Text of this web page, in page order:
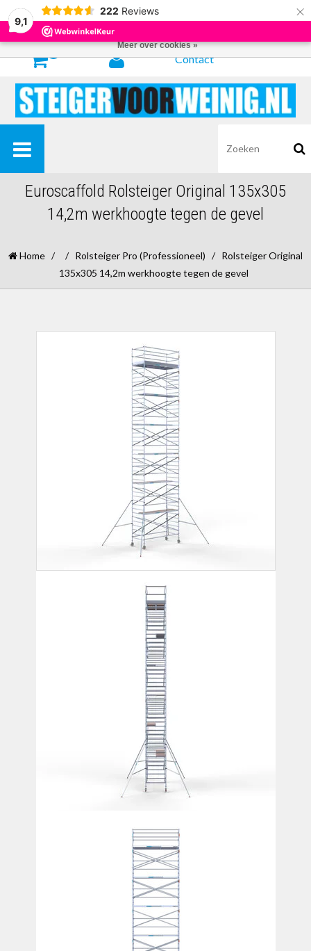
9,1
222 Reviews ×
Contact
Euroscaffold Rolsteiger Original 135x305
14,2m werkhoogte tegen de gevel
Home / / Rolsteiger Pro (Professioneel) / Rolsteiger Original
135x305 14,2m werkhoogte tegen de gevel
Door het gebruiken van onze website, ga je akkoord met het gebruik van
cookies om onze website te verbeteren.
Meer over cookies »